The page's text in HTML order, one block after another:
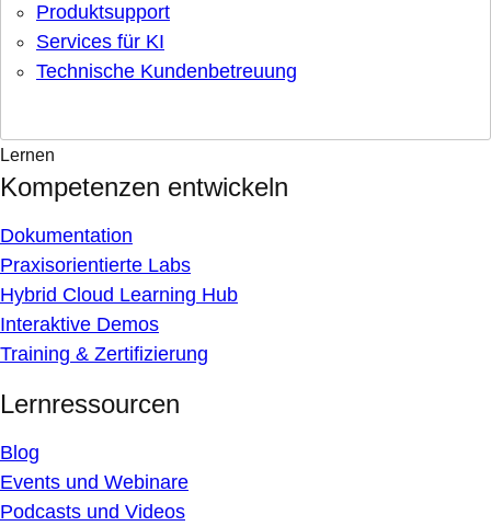
Produktsupport
Services für KI
Technische Kundenbetreuung
Lernen
Kompetenzen entwickeln
Dokumentation
Praxisorientierte Labs
Hybrid Cloud Learning Hub
Interaktive Demos
Training & Zertifizierung
Lernressourcen
Blog
Events und Webinare
Podcasts und Videos